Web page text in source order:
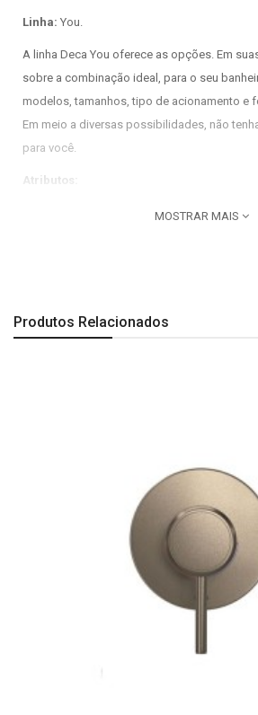
Linha: You.
A linha Deca You oferece as opções. Em
sobre a combinação ideal, para o seu
modelos, tamanhos, tipo de acionamento e
Em meio a diversas possibilidades, não
para você.
Atributos:
Linha do produto: Deca You.
Observação:
MOSTRAR MAIS
Produtos Relacionados